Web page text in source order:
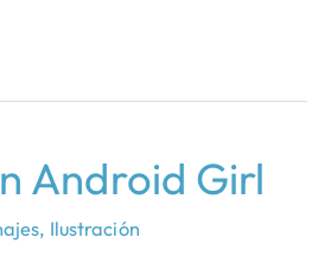
Android Girl
, Ilustración